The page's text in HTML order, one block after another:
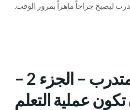
ليصبح جراحاً ماهراً بمرور الوقت.
تدريب المتدرب – الجزء 2 –
عملية التعلم